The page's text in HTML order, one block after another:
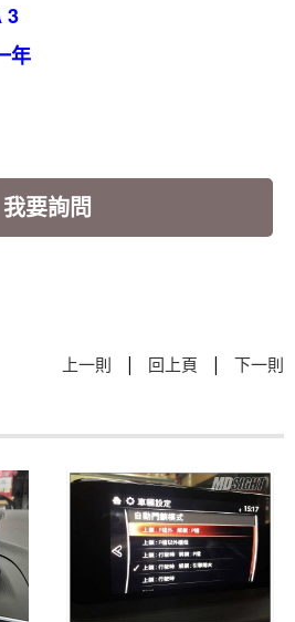
3
年
我要詢問
上一則 | 回上頁 | 下一則